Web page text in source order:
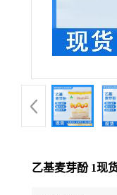
乙基麦芽酚 1现